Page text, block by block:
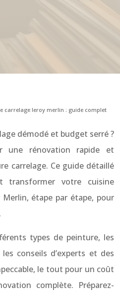
carrelage leroy merlin : guide complet
démodé et budget serré ?
une rénovation rapide et
carrelage. Ce guide détaillé
transformer votre cuisine
étape par étape, pour
types de peinture, les
conseils d’experts et des
le tout pour un coût
complète. Préparez-